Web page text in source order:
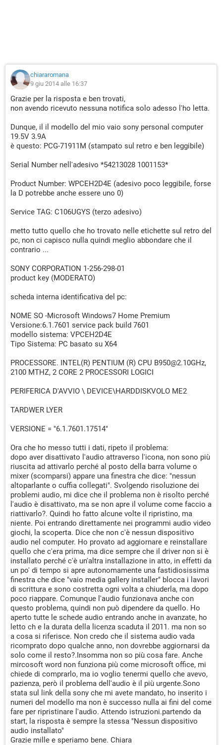
chiararomana
9 giu 2014 alle 16:37
Grazie per la risposta e ben trovati,
non avendo ricevuto nessuna notifica solo adesso l'ho letta.
Dunque, il il modello del mio vaio sony personal computer
19.5V 3.9A
è questo: PCG-71911M (stampato sul retro e ben leggibile)
Serial Number nell'adesivo *54213028 1001153*
Product Number: WPCEH2D4E (adesivo poco leggibile, forse
la D potrebbe anche essere uno 0)
Service TAG: C106UGYS (terzo adesivo)
metto tutto quello che ho trovato nelle etichette sul retro del
pc, non ci capisco nulla quindi meglio abbondare che il
contrario ...
SONY CORPORATION 1-256-298-01
product key (MODERATO)
scheda interna identificativa del pc:
NOME SO -Microsoft Windows7 Home Premium
Versione:6.1.7601 service pack build 7601
modello sistema: VPCEH2D4E
Tipo Sistema: PC basato su X64
PROCESSORE. INTEL(R) PENTIUM (R) CPU B950@2.10GHz,
2100 MTHZ, 2 CORE 2 PROCESSORI LOGICI
PERIFERICA D'AVVIO \ DEVICE\HARDDISKVOLO ME2
TARDWER LYER
VERSIONE = "6.1.7601.17514"
Ora che ho messo tutti i dati, ripeto il problema:
dopo aver disattivato l'audio attraverso l'icona, non sono più
riuscita ad attivarlo perché al posto della barra volume o
mixer (scomparsi) appare una finestra che dice: "nessun
altoparlante o cuffia collegati". Svolgendo risoluzione dei
problemi audio, mi dice che il problema non è risolto perché
l'audio è disattivato, ma se non apre il volume come faccio a
riattivarlo?. Quindi ho fatto alcune volte il ripristino, ma
niente. Poi entrando direttamente nei programmi audio video
giochi, la scoperta. Dice che non c'è nessun dispositivo
audio nel computer. Ho provato ad aggiornare e reinstallare
quello che c'era prima, ma dice sempre che il driver non si è
installato perché c'è un'altra installazione in atto, in effetti da
un po' di tempo si apre autonomamente una fastidiosissima
finestra che dice "vaio media gallery installer" blocca i lavori
di scrittura e sono costretta ogni volta a chiuderla, ma dopo
poco riappare. Comunque l'audio funzionava anche con
questo problema, quindi non può dipendere da quello. Ho
aperto tutte le schede audio entrando anche in avanzate, ho
letto ch e la durata della licenza scaduta il 2011. ma non so
a cosa si riferisce. Non credo che il sistema audio vada
ricomprato dopo qualche anno, non dovrebbe aggiornarsi da
solo come il resto?.Insomma non so più cosa fare. Anche
mircosoft word non funziona più come microsoft office, mi
chiede di comprarlo, ma io voglio tenermi quello che avevo,
pazienza, però il problema dell'audio è il più urgente.Sono
stata sul link della sony che mi avete mandato, ho inserito i
numeri del modello ma non è successo nulla ai fini del come
fare per ripristinare l'audio. Attendo istruzioni.partendo da
start, la risposta è sempre la stessa "Nessun dispositivo
audio installato"
Grazie mille e speriamo bene. Chiara